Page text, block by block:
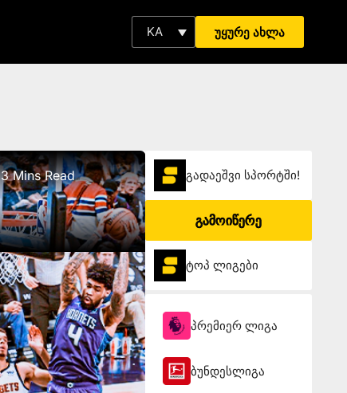
KA უყურე ახლა
3 Mins Read გადაეშვი სპორტში!
გამოიწერე
ტოპ ლიგები
პრემიერ ლიგა
ბუნდესლიგა